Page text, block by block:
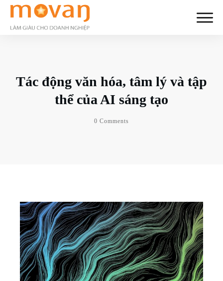
Tác động văn hóa, tâm lý và tập
thể của AI sáng tạo
0 Comments